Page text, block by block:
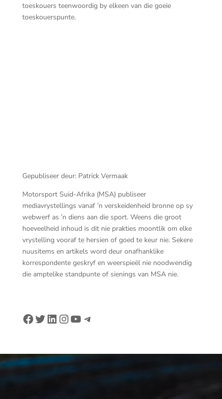
toeskouers teenwoordig by elkeen van die goeie
toeskouerspunte.
Gepubliseer deur: Patrick Vermaak
Motorsport Suid-Afrika (MSA) publiseer
mediavrystellings vanaf ’n verskeidenheid bronne op sy
webwerf as ’n diens aan die sport. Weens die groot
hoeveelheid inhoud is dit nie prakties moontlik om elke
vrystelling vooraf te hersien of goed te keur nie. Sekere
nuusitems en artikels word deur onafhanklike
korrespondente geskryf en weerspieël nie noodwendig
die amptelike standpunte of sienings van MSA nie.
Facebook
Twitter
LinkedIn
Instagram
YouTube
Telegram